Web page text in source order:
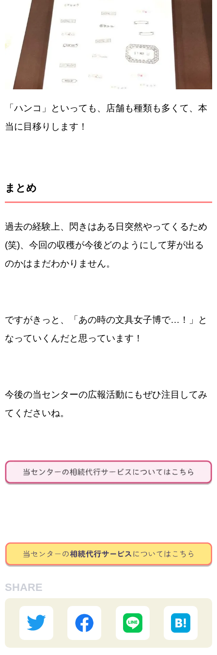
「ハンコ」といっても、店舗も種類も多くて、本
当に目移りします！
まとめ
過去の経験上、閃きはある日突然やってくるため
(笑)、今回の収穫が今後どのようにして芽が出る
のかはまだわかりません。
ですがきっと、「あの時の文具女子博で…！」と
なっていくんだと思っています！
今後の当センターの広報活動にもぜひ注目してみ
てくださいね。
SHARE